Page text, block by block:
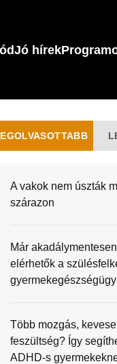
Jó hírek
A vakok nem úszták
szárazon
Már
elérhetők a
Több mozgás,
feszültség? Így
ADHD-s